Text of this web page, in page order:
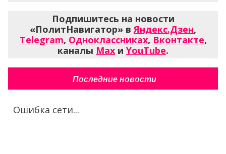
Подпишитесь на новости
«ПолитНавигатор» вЯндекс.Дзен,
Telegram, Одноклассниках, Вконтакте,
каналы Max и YouTube.
Последние новости
Ошибка сети...